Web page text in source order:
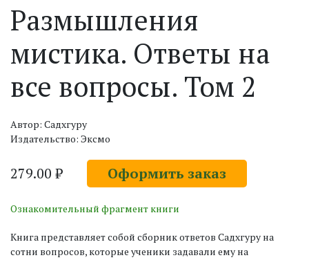
Размышления
мистика. Ответы на
все вопросы. Том 2
Автор: Садхгуру
Издательство: Эксмо
279.00 ₽ Оформить заказ
Ознакомительный фрагмент книги
Книга представляет собой сборник ответов Садхгуру на
сотни вопросов, которые ученики задавали ему на